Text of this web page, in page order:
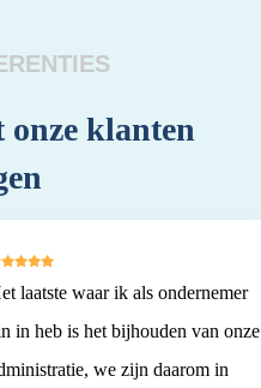
onze klanten
laatste waar ik als ondernemer
in heb is het bijhouden van onze
we zijn daarom in